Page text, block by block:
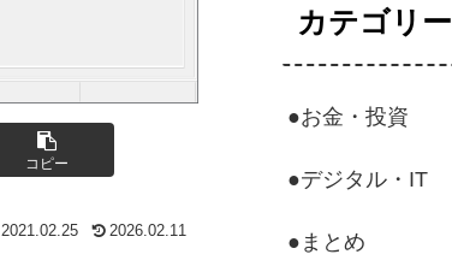
コピー
2021.02.25 2026.02.11
カテゴリー
●お金・投資
●デジタル・IT
●まとめ